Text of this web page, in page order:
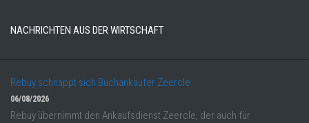
NACHRICHTEN AUS DER WIRTSCHAFT
Rebuy schnappt sich Buchankäufer Zeercle
06/08/2026
Rebuy übernimmt den Ankaufsdienst Zeercle, der auch für